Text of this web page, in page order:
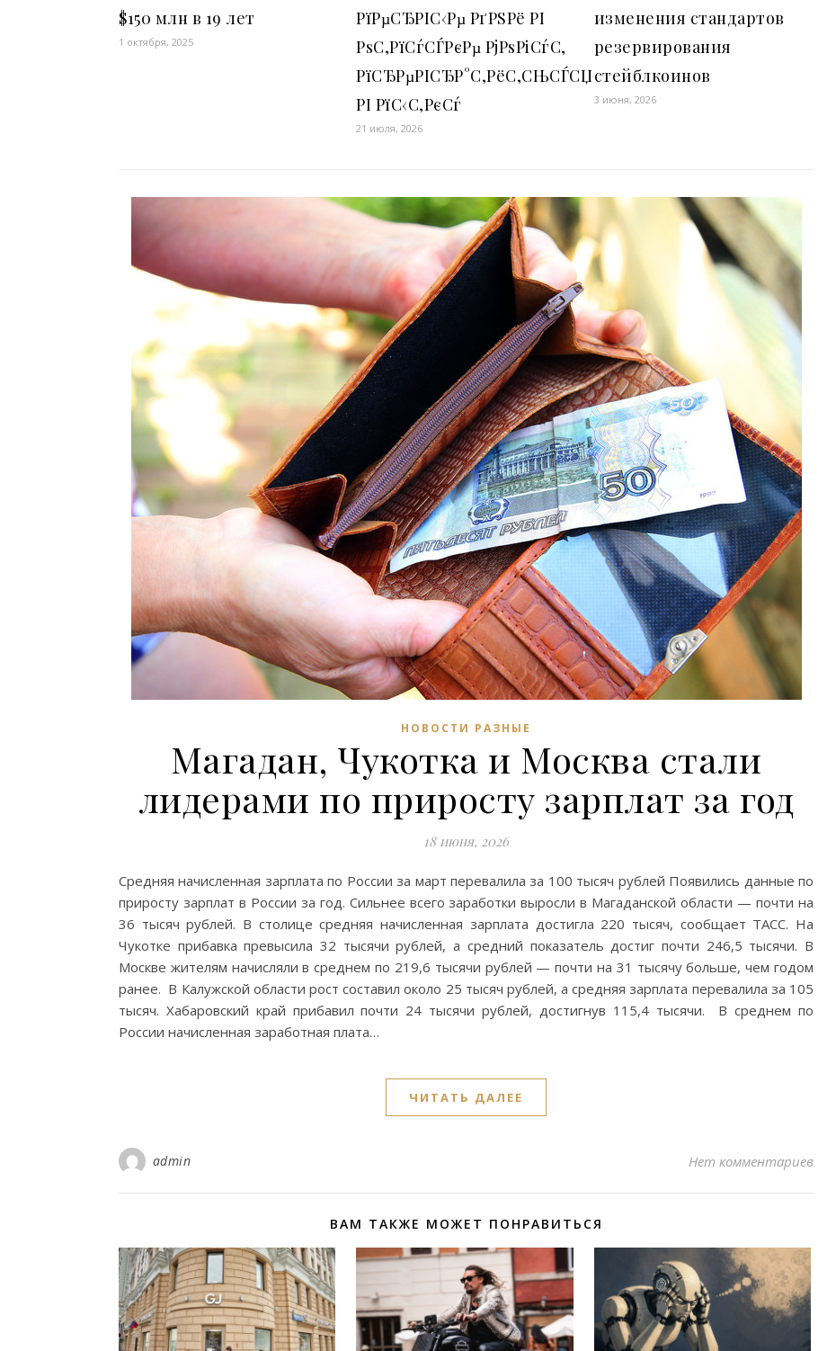
$150 млн в 19 лет
1 октября, 2025
РїРµСЂРІС‹Рµ РґРЅРё РІ
РѕС‚РїСѓСЃРєРµ РјРѕРіСѓС‚
РїСЂРµРІСЂР°С‚РёС‚СЊСЃСЏ
РІ РїС‹С‚РєСѓ
21 июля, 2026
изменения стандартов
резервирования
стейблкоинов
3 июня, 2026
НОВОСТИ РАЗНЫЕ
Магадан, Чукотка и Москва стали
лидерами по приросту зарплат за год
18 июня, 2026
Средняя начисленная зарплата по России за март перевалила за 100 тысяч рублей Появились данные по
приросту зарплат в России за год. Сильнее всего заработки выросли в Магаданской области — почти на
36 тысяч рублей. В столице средняя начисленная зарплата достигла 220 тысяч, сообщает ТАСС. На
Чукотке прибавка превысила 32 тысячи рублей, а средний показатель достиг почти 246,5 тысячи. В
Москве жителям начисляли в среднем по 219,6 тысячи рублей — почти на 31 тысячу больше, чем годом
ранее. В Калужской области рост составил около 25 тысяч рублей, а средняя зарплата перевалила за 105
тысяч. Хабаровский край прибавил почти 24 тысячи рублей, достигнув 115,4 тысячи. В среднем по
России начисленная заработная плата…
ЧИТАТЬ ДАЛЕЕ
admin Нет комментариев
ВАМ ТАКЖЕ МОЖЕТ ПОНРАВИТЬСЯ